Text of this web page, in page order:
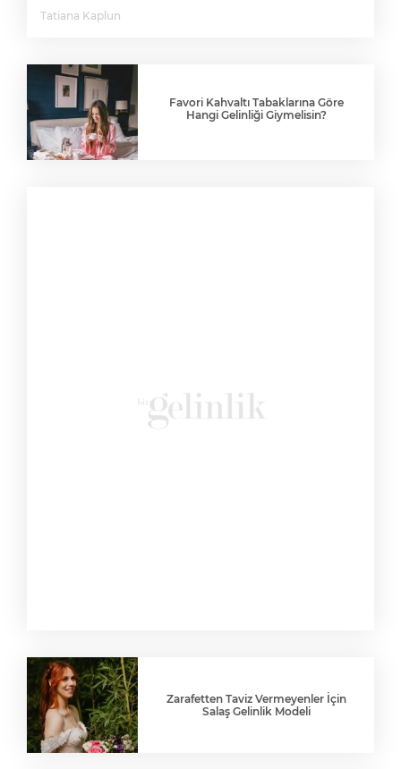
Tatiana Kaplun
Favori Kahvaltı Tabaklarına Göre
Hangi Gelinliği Giymelisin?
Zarafetten Taviz Vermeyenler İçin
Salaş Gelinlik Modeli